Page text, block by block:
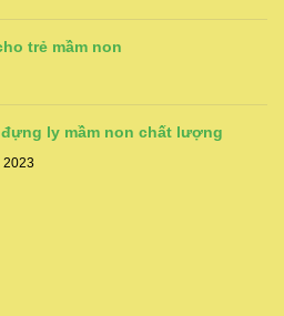
trẻ mầm non
ly mầm non chất lượng
2023